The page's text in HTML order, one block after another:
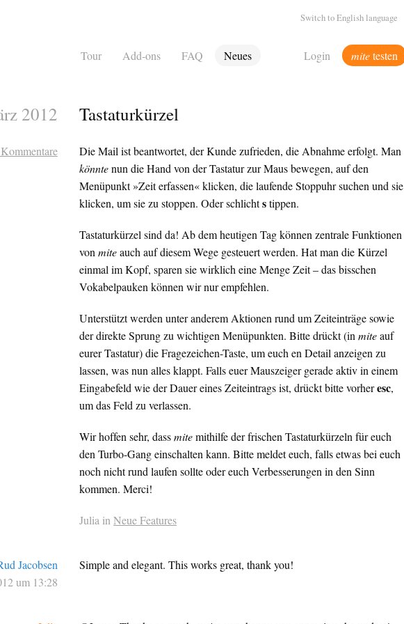
Tour Add-ons FAQ Neues Login mitetesten
Switch to English language
2012 Tastaturkürzel
Die Mail ist beantwortet, der Kunde zufrieden, die Abnahme erfolgt. Man
könntenun die Hand von der Tastatur zur Maus bewegen, auf den
Menüpunkt »Zeit erfassen« klicken, die laufende Stoppuhr suchen und sie
klicken, um sie zu stoppen. Oder schlichtstippen.
Tastaturkürzel sind da! Ab dem heutigen Tag können zentrale Funktionen
vonmiteauch auf diesem Wege gesteuert werden. Hat man die Kürzel
einmal im Kopf, sparen sie wirklich eine Menge Zeit – das bisschen
Vokabelpauken können wir nur empfehlen.
Unterstützt werden unter anderem Aktionen rund um Zeiteinträge sowie
der direkte Sprung zu wichtigen Menüpunkten. Bitte drückt (inmiteauf
eurer Tastatur) die Fragezeichen-Taste, um euch en Detail anzeigen zu
lassen, was nun alles klappt. Falls euer Mauszeiger gerade aktiv in einem
Eingabefeld wie der Dauer eines Zeiteintrags ist, drückt bitte vorheresc,
um das Feld zu verlassen.
Wir hoffen sehr, dassmitemithilfe der frischen Tastaturkürzeln für euch
den Turbo-Gang einschalten kann. Bitte meldet euch, falls etwas bei euch
noch nicht rund laufen sollte oder euch Verbesserungen in den Sinn
kommen. Merci!
Julia inNeue Features
Jacobsen
um 13:28
Simple and elegant. This works great, thank you!